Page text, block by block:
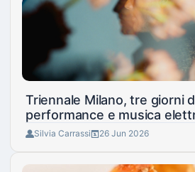
Triennale Milano, tre giorni
performance e musica
Silvia Carrassi 26 Jun 2026